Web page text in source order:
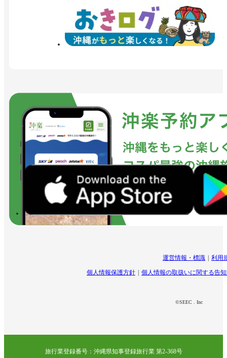
運営情報・標識 利用
個人情報保護方針 個人情報の取扱いに関する告
©SEEC . Inc
旅行業登録番号：沖縄県知事登録旅行業 第2-368号